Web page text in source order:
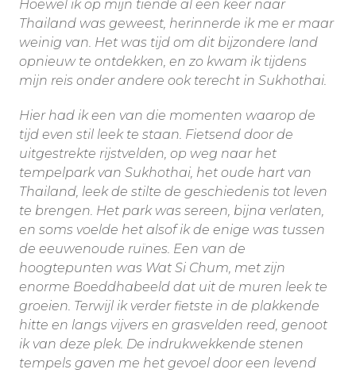
Hoewel ik op mijn tiende al een keer naar
Thailand was geweest, herinnerde ik me er maar
weinig van. Het was tijd om dit bijzondere land
opnieuw te ontdekken, en zo kwam ik tijdens
mijn reis onder andere ook terecht in Sukhothai.
Hier had ik een van die momenten waarop de
tijd even stil leek te staan. Fietsend door de
uitgestrekte rijstvelden, op weg naar het
tempelpark van Sukhothai, het oude hart van
Thailand, leek de stilte de geschiedenis tot leven
te brengen. Het park was sereen, bijna verlaten,
en soms voelde het alsof ik de enige was tussen
de eeuwenoude ruïnes. Een van de
hoogtepunten was Wat Si Chum, met zijn
enorme Boeddhabeeld dat uit de muren leek te
groeien. Terwijl ik verder fietste in de plakkende
hitte en langs vijvers en grasvelden reed, genoot
ik van deze plek. De indrukwekkende stenen
tempels gaven me het gevoel door een levend